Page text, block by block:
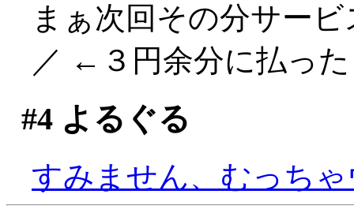
まぁ次回その分サー
／ ←３円余分に払っ
#4よるぐる
すみません、むっち